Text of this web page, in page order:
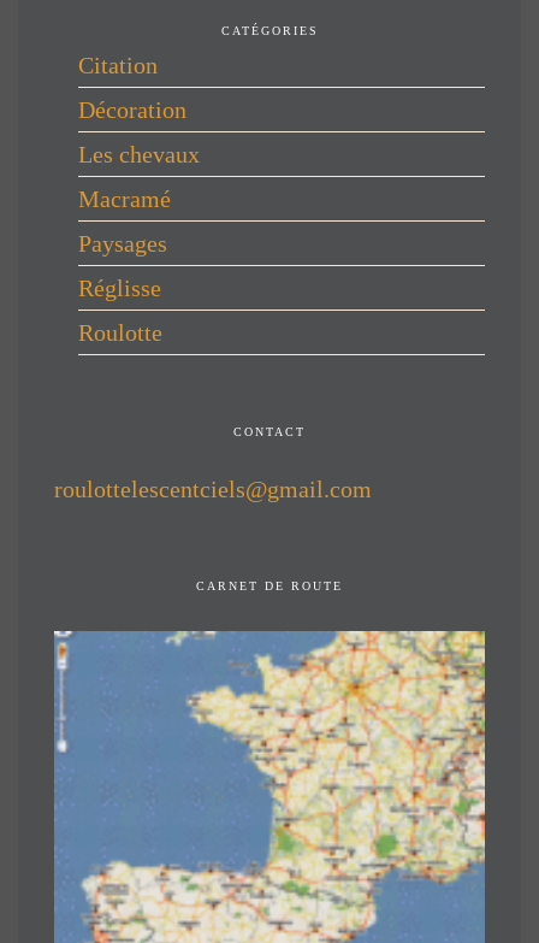
CATÉGORIES
Citation
Décoration
Les chevaux
Macramé
Paysages
Réglisse
Roulotte
CONTACT
roulottelescentciels@gmail.com
CARNET DE ROUTE